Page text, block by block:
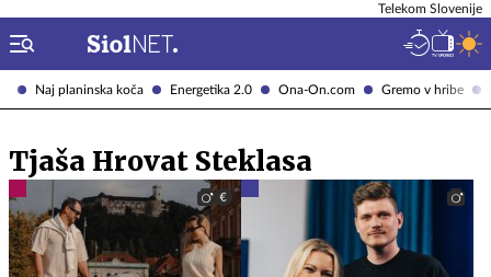
Naj planinska koča Energetika 2.0 Ona-On.com Gremo v hribe
Telekom Slovenije
Tjaša Hrovat Steklasa